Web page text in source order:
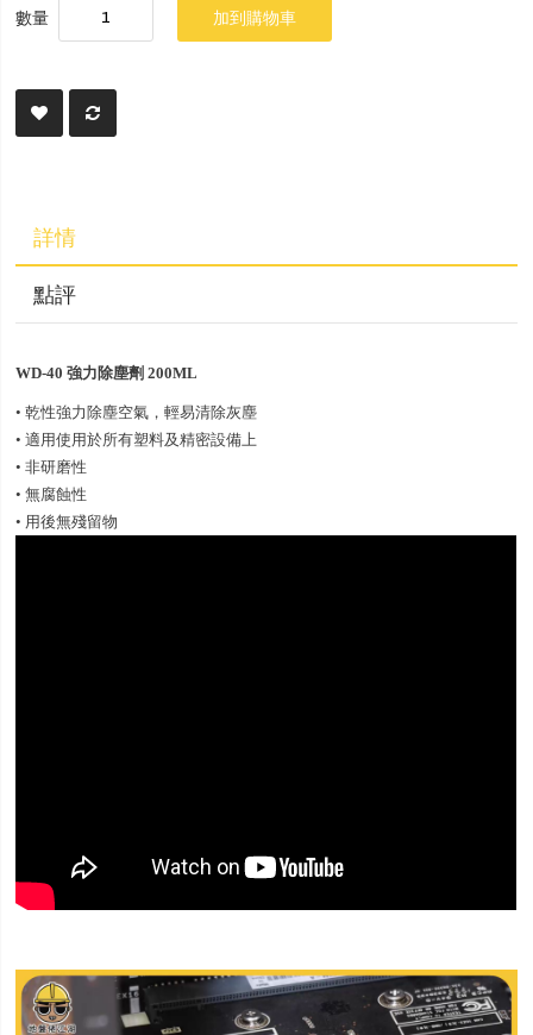
數量 加到購物車
詳情
點評
WD-40 強力除塵劑 200ML
• 乾性強力除塵空氣，輕易清除灰塵
• 適用使用於所有塑料及精密設備上
• 非研磨性
• 無腐蝕性
• 用後無殘留物